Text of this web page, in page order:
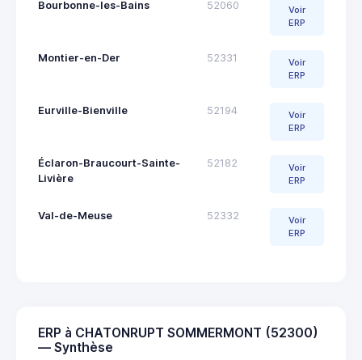
Bourbonne-les-Bains 52060
Voir
ERP
Montier-en-Der 52331
Voir
ERP
Eurville-Bienville 52194
Voir
ERP
Éclaron-Braucourt-Sainte-
Livière
52182
Voir
ERP
Val-de-Meuse 52332
Voir
ERP
ERP à CHATONRUPT SOMMERMONT (52300)
— Synthèse